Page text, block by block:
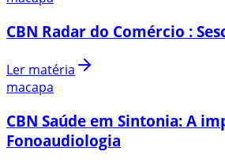
CBN Radar do Comércio :
Ler matéria
macapa
CBN Saúde em Sintonia: A
Fonoaudiologia